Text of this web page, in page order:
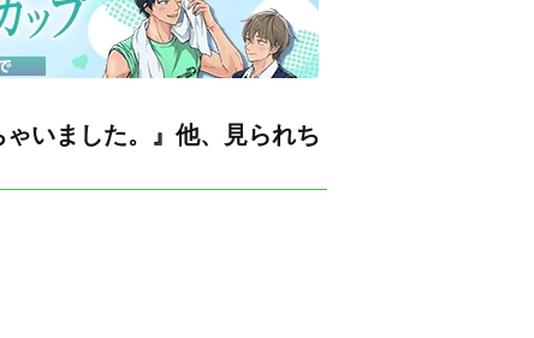
いました。』他、見られち